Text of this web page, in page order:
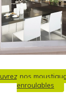
nos
enroulables